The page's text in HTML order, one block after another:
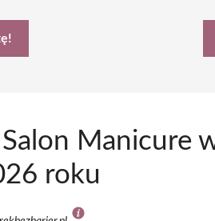
Manicure
roku